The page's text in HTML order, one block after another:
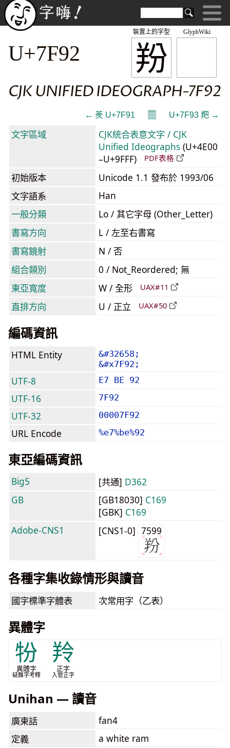
GlyphWiki
羒
裝置上的字型
U+7F92
CJK UNIFIED IDEOGRAPH-7F92
← 羑 U+7F91 𝄜 U+7F93 羓 →
文字區域
CJK統合表意文字 / CJK
Unified Ideographs (U+4E00
–U+9FFF)
PDF表格
初始版本
Unicode 1.1 發布於 1993/06
文字語系
Han
一般分類
Lo / 其它字母 (Other_Letter)
書寫方向
L / 左至右書寫
書寫鏡射
N / 否
組合類別
0 / Not_Reordered; 無
東亞寬度
W / 全形 UAX#11
直排方向 U / 正立 UAX#50
編碼資訊
HTML Entity
&#32658;
&#x7F92;
UTF-8 E7 BE 92
UTF-16 7F92
UTF-32 00007F92
URL Encode %e7%be%92
東亞編碼資訊
Big5 [共通] D362
GB
[GB18030] C169
[GBK] C169
Adobe-CNS1
[CNS1-0] 7599
各種字集收錄情形與讀音
國字標準字體表 次常用字（乙表）
異體字
㸮
異體字
疑難字考釋
羚
正字
入管正字
Unihan — 讀音
廣東話
fan4
定義
a white ram